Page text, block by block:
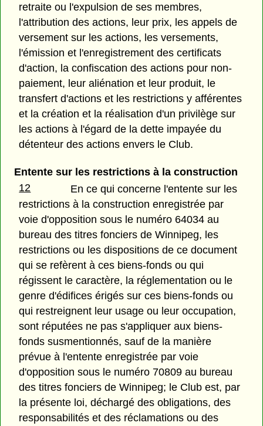
retraite ou l'expulsion de ses membres,
l'attribution des actions, leur prix, les appels de
versement sur les actions, les versements,
l'émission et l'enregistrement des certificats
d'action, la confiscation des actions pour non-
paiement, leur aliénation et leur produit, le
transfert d'actions et les restrictions y afférentes
et la création et la réalisation d'un privilège sur
les actions à l'égard de la dette impayée du
détenteur des actions envers le Club.
Entente sur les restrictions à la construction
12
En ce qui concerne l'entente sur les
restrictions à la construction enregistrée par
voie d'opposition sous le numéro 64034 au
bureau des titres fonciers de Winnipeg, les
restrictions ou les dispositions de ce document
qui se refèrent à ces biens-fonds ou qui
régissent le caractère, la réglementation ou le
genre d'édifices érigés sur ces biens-fonds ou
qui restreignent leur usage ou leur occupation,
sont réputées ne pas s'appliquer aux biens-
fonds susmentionnés, sauf de la manière
prévue à l'entente enregistrée par voie
d'opposition sous le numéro 70809 au bureau
des titres fonciers de Winnipeg; le Club est, par
la présente loi, déchargé des obligations, des
responsabilités et des réclamations ou des